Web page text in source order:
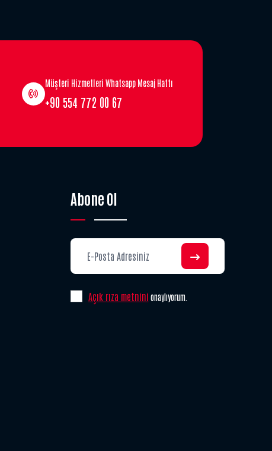
Müşteri Hizmetleri Whatsapp Mesaj Hattı
+90 554 772 00 67
Abone Ol
Açık rıza metnini onaylıyorum.